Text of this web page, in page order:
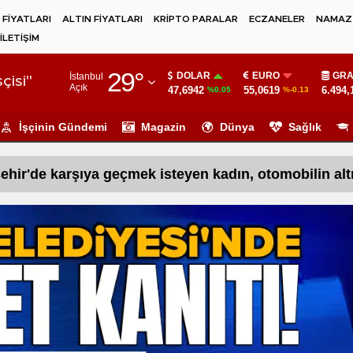
ALTIN FİYATLARI KRİPTO PARALAR ECZANELER
NAMAZ
İLETİŞİM
İstanbul
Açık
29°
Adıyaman
Ağrı
Amasya
Ankara
Antalya
Artvin
Aydın
Balıkesir
DOLAR
47,6942 %0.05
EURO
55,0619 %-0.13
İşçinin Gündemi Magazin Dünya Sağlık
kaza anına ait görüntüleri izlerken kavga